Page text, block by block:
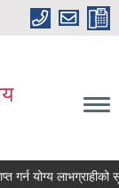
गर्न योग्य